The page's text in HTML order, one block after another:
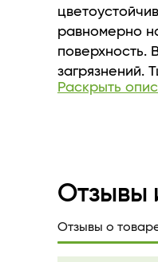
равномерно
поверхность.
загрязнений.
высохнуть
промыть
использовать
Раскрыть
Отзывы
Отзывы о